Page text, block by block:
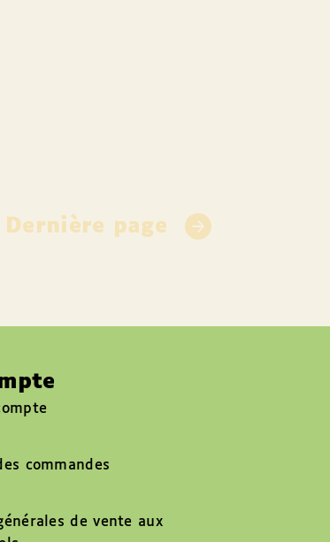
Dernière page
commandes
de vente aux